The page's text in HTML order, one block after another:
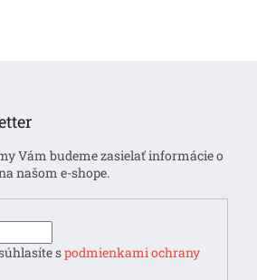
r
v
k
ý
p
Vám budeme zasielať informácie o
našom e-shope.
spodmienkami ochrany